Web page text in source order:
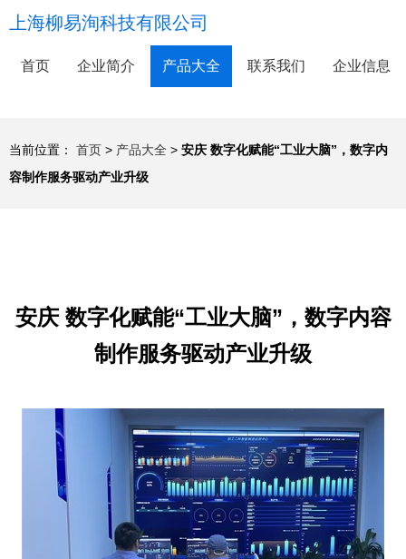
上海柳易洵科技有限公司
首页 企业简介 产品大全 联系我们 企业信息
当前位置： 首页 > 产品大全 > 安庆 数字化赋能“工业大脑”，数字内
容制作服务驱动产业升级
安庆 数字化赋能“工业大脑”，数字内容
制作服务驱动产业升级